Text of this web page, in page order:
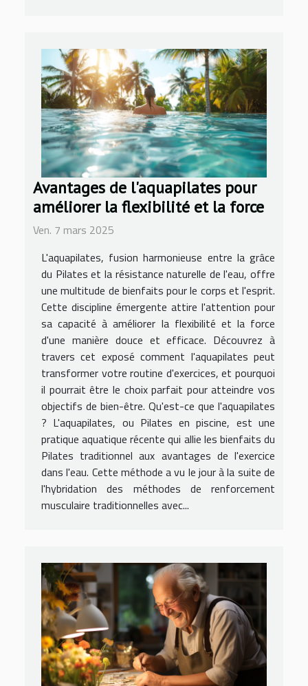
Avantages de l'aquapilates pour
améliorer la flexibilité et la force
Ven. 7 mars 2025
L'aquapilates, fusion harmonieuse entre la grâce
du Pilates et la résistance naturelle de l'eau, offre
une multitude de bienfaits pour le corps et l'esprit.
Cette discipline émergente attire l'attention pour
sa capacité à améliorer la flexibilité et la force
d'une manière douce et efficace. Découvrez à
travers cet exposé comment l'aquapilates peut
transformer votre routine d'exercices, et pourquoi
il pourrait être le choix parfait pour atteindre vos
objectifs de bien-être. Qu'est-ce que l'aquapilates
? L'aquapilates, ou Pilates en piscine, est une
pratique aquatique récente qui allie les bienfaits du
Pilates traditionnel aux avantages de l'exercice
dans l'eau. Cette méthode a vu le jour à la suite de
l'hybridation des méthodes de renforcement
musculaire traditionnelles avec...